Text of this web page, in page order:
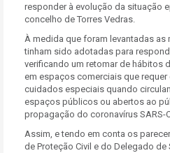
responder à evolução da situação
concelho de Torres Vedras.
À medida que foram levantadas as
tinham sido adotadas para
verificando um retomar de hábitos
em espaços comerciais que
cuidados especiais quando
espaços públicos ou abertos ao
propagação do coronavírus SARS-
Assim, e tendo em conta os
de Proteção Civil e do Delegado de